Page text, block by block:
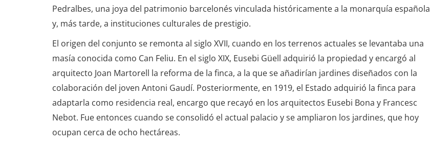
Pedralbes, una joya del patrimonio barcelonés vinculada históricamente a la monarquía española
y, más tarde, a instituciones culturales de prestigio.
El origen del conjunto se remonta al siglo XVII, cuando en los terrenos actuales se levantaba una
masía conocida como Can Feliu. En el siglo XIX, Eusebi Güell adquirió la propiedad y encargó al
arquitecto Joan Martorell la reforma de la finca, a la que se añadirían jardines diseñados con la
colaboración del joven Antoni Gaudí. Posteriormente, en 1919, el Estado adquirió la finca para
adaptarla como residencia real, encargo que recayó en los arquitectos Eusebi Bona y Francesc
Nebot. Fue entonces cuando se consolidó el actual palacio y se ampliaron los jardines, que hoy
ocupan cerca de ocho hectáreas.